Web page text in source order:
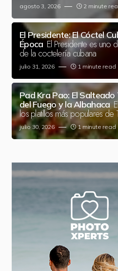
agosto 3, 2026 2 minute
El Presidente: El Cóctel
Época El Presidente es uno
de la coctelería cubana
julio 31, 2026 1 minute read
Pad Kra Pao: El
del Fuego y la Albahaca
los platillos más populares de
julio 30, 2026 1 minute read